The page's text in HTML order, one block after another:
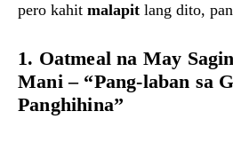
pero kahit malapit lang dito,
1. Oatmeal na May
Mani – “Pang-laban sa
Panghihina”